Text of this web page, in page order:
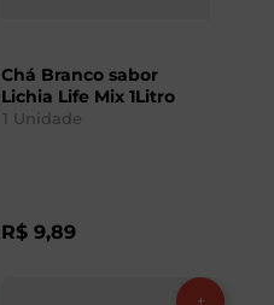
Chá Branco sabor
Lichia Life Mix 1Litro
1 Unidade
R$ 9,89